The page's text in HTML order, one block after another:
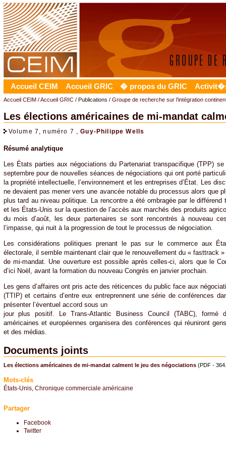
Accueil CEIM Accueil GRIC � propos du GRIC
Accueil CEIM/Accueil GRIC/ Publications / Groupe de recherche sur l’intégration
Les élections américaines de mi-mandat
Volume 7, numéro 7 ,Guy-Philippe Wells
Résumé analytique
Les États parties aux négociations du Partenariat transpacifique (TPP)
septembre pour de nouvelles séances de négociations qui ont porté
la propriété intellectuelle, l’environnement et les entreprises d’État. Les
ne devaient pas mener vers une avancée notable du processus alors que
plus tard au niveau politique. La rencontre a été ombragée par le
et les États-Unis sur la question de l’accès aux marchés des produits
du mois d’août, les deux partenaires se sont rencontrés à nouveau
l’impasse, qui nuit à la progression de tout le processus de négociation.
Les considérations politiques prenant le pas sur le commerce aux
électorale, il semble maintenant clair que le renouvellement du « fasttrack
de mi-mandat. Une ouverture est possible après celles-ci, alors que le
d’ici Noël, avant la formation du nouveau Congrès en janvier prochain.
Les gens d’affaires ont pris acte des réticences du public face aux
(TTIP) et certains d’entre eux entreprennent une série de conférences
présenter l’éventuel accord sous un
jour plus positif. Le Trans-Atlantic Business Council (TABC), formé
américaines et européennes organisera des conférences qui réuniront
et des médias.
Documents joints
Les élections américaines de mi-mandat calment le jeu des négociations (PDF -
Mots-clés
États-Unis, Chronique commerciale américaine
Partager
Facebook
Twitter